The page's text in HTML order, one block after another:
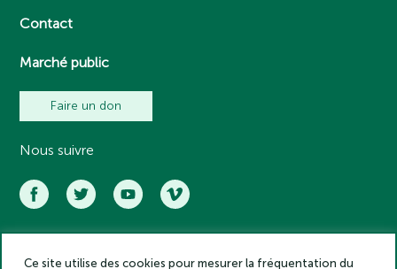
Contact
Marché public
Faire un don
Nous suivre
Ce site utilise des cookies pour mesurer la fréquentation du